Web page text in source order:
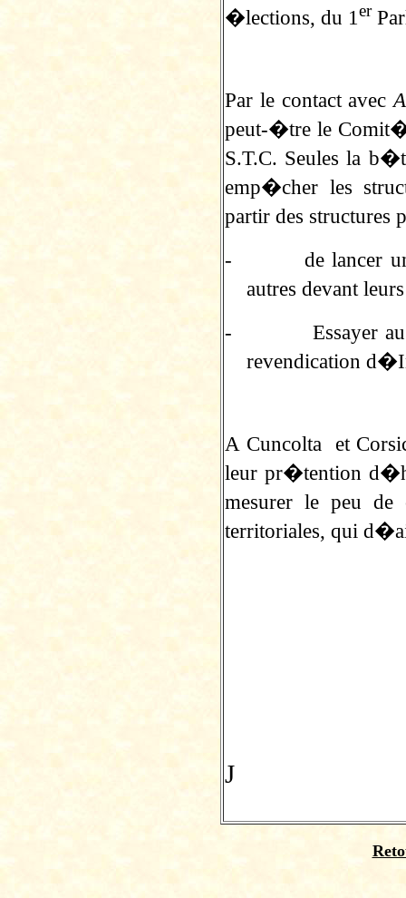
�lections, du 1 er
Par le contact avec
peut-�tre le Comit�
S.T.C. Seules la
emp�cher les
partir des structures
-
de lancer
autres devant
-
Essayer
revendication
A Cuncolta et
leur pr�tention
mesurer le peu
territoriales, qui
J